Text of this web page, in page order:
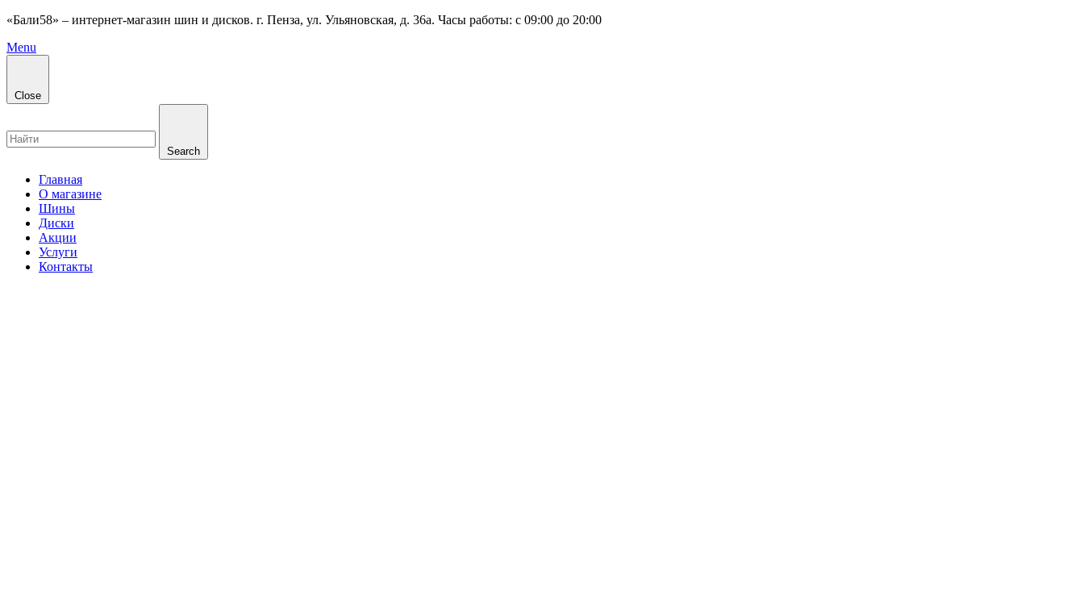
«Бали58» – интернет-магазин шин и дисков. г. Пенза, ул. Ульяновская, д. 36а. Часы работы: с 09:00 до 20:00
Menu
Close
Search
Главная
О магазине
Шины
Диски
Акции
Услуги
Контакты